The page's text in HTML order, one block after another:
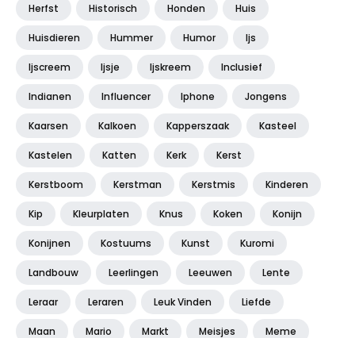
Herfst Historisch Honden Huis
Huisdieren Hummer Humor Ijs
Ijscreem Ijsje Ijskreem Inclusief
Indianen Influencer Iphone Jongens
Kaarsen Kalkoen Kapperszaak Kasteel
Kastelen Katten Kerk Kerst
Kerstboom Kerstman Kerstmis Kinderen
Kip Kleurplaten Knus Koken Konijn
Konijnen Kostuums Kunst Kuromi
Landbouw Leerlingen Leeuwen Lente
Leraar Leraren Leuk Vinden Liefde
Maan Mario Markt Meisjes Meme